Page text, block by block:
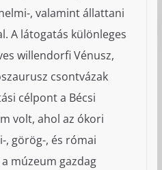
, valamint állattani
A látogatás különleges
willendorfi Vénusz,
csontvázak
célpont a Bécsi
volt, ahol az ókori
, görög-, és római
múzeum gazdag